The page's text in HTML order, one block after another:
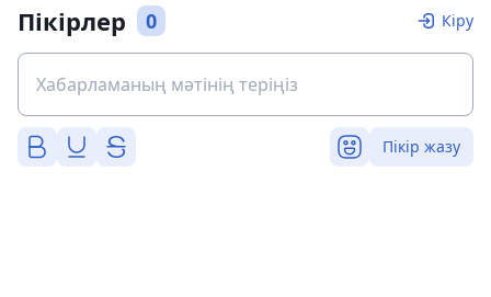
Пікірлер 0 Кіру
Пікір жазу